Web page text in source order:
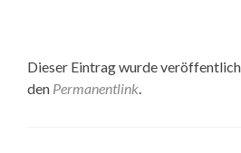
Dieser Eintrag wurde
den Permanentlink.